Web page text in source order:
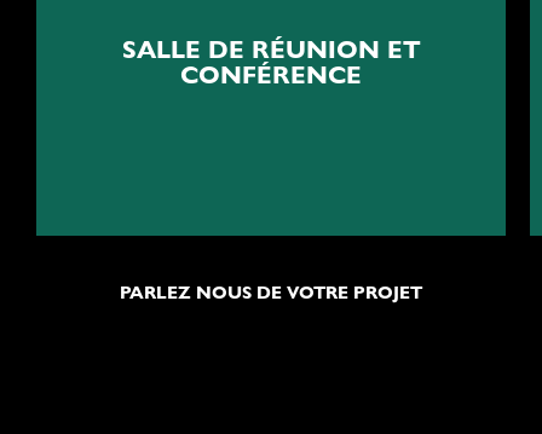
SALLE DE RÉUNION ET
CONFÉRENCE
Aménagement salle de réunion et
PARLEZ NOUS DE VOTRE PROJET